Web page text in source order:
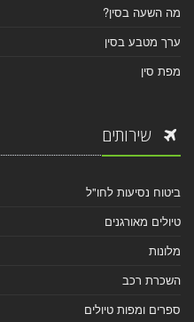
מה השעה בסין?
ערך מטבע בסין
מפת סין
שירותים
ביטוח נסיעות לחו"ל
טיולים מאורגנים
מלונות
השכרת רכב
ספרים ומפות טיולים